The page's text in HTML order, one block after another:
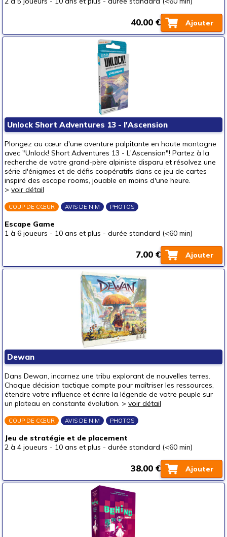
Ajouter
40.00 €
Unlock Short Adventures 13 - l'Ascension
Plongez au cœur d'une aventure palpitante en haute montagne
avec "Unlock! Short Adventures 13 - L'Ascension"! Partez à la
recherche de votre grand-père alpiniste disparu et résolvez une
série d'énigmes et de défis coopératifs dans ce jeu de cartes
inspiré des escape rooms, jouable en moins d'une heure.
> voir détail
COUP DE CŒUR AVIS DE NIM PHOTOS
Escape Game
1 à 6 joueurs - 10 ans et plus - durée standard (<60 min)
Ajouter
7.00 €
Dewan
Dans Dewan, incarnez une tribu explorant de nouvelles terres.
Chaque décision tactique compte pour maîtriser les ressources,
étendre votre influence et écrire la légende de votre peuple sur
un plateau en constante évolution. > voir détail
COUP DE CŒUR AVIS DE NIM PHOTOS
Jeu de stratégie et de placement
2 à 4 joueurs - 10 ans et plus - durée standard (<60 min)
Ajouter
38.00 €